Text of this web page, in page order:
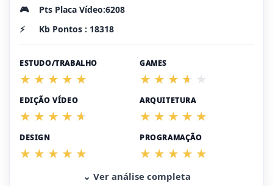
🎮
Pts Placa Vídeo:6208
⚡
Kb Pontos : 18318
ESTUDO/TRABALHO GAMES
EDIÇÃO VÍDEO ARQUITETURA
DESIGN PROGRAMAÇÃO
⌄ Ver análise completa